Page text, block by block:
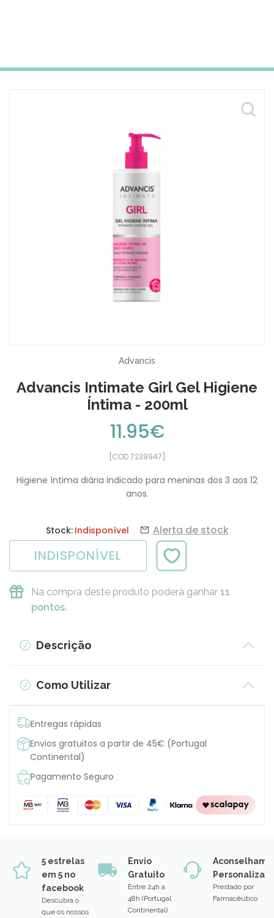
Advancis
Advancis Intimate Girl Gel Higiene
Íntima - 200ml
11.95€
[COD 7239947]
Higiene íntima diária indicado para meninas dos 3 aos 12
anos.
Stock: Indisponível Alerta de stock
INDISPONÍVEL
Na compra deste produto poderá ganhar 11
pontos.
Descrição
Como Utilizar
Entregas rápidas
Envios gratuitos a partir de 45€ (Portugal
Continental)
Pagamento Seguro
5 estrelas
em 5 no
facebook
Descubra o
que os nossos
Envio
Gratuito
Entre 24h a
48h (Portugal
Continental)
Prestado por
Farmacêutico